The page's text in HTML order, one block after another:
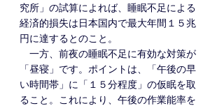
究所」の試算によれば、睡眠不足による
経済的損失は日本国内で最大年間１５兆
円に達するとのこと。
一方、前夜の睡眠不足に有効な対策が
「昼寝」です。ポイントは、「午後の早
い時間帯」に「１５分程度」の仮眠を取
ること。これにより、午後の作業能率を